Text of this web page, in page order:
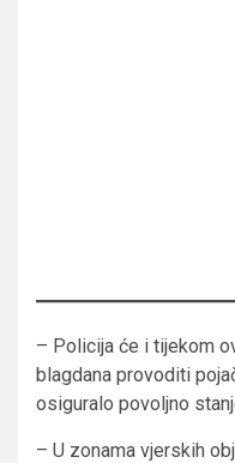
– Policija će i tijekom
blagdana provoditi
osiguralo povoljno
– U zonama vjerskih